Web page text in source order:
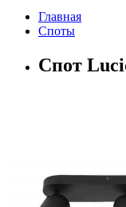
Главная
Споты
Спот